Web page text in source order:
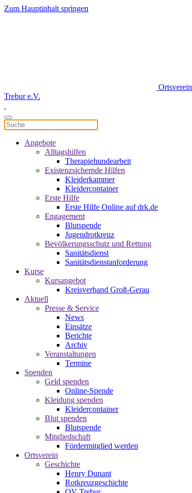
Zum Hauptinhalt springen
Ortsverein
Trebur e.V.
Angebote
Alltagshilfen
Therapiehundearbeit
Existenzsichernde Hilfen
Kleiderkammer
Kleidercontainer
Erste Hilfe
Erste Hilfe Online auf drk.de
Engagement
Blutspende
Jugendrotkreuz
Bevölkerungsschutz und Rettung
Sanitätsdienst
Sanitätsdienstanforderung
Kurse
Kursangebot
Kreisverband Groß-Gerau
Aktuell
Presse & Service
News
Einsätze
Berichte
Archiv
Veranstaltungen
Termine
Spenden
Geld spenden
Online-Spende
Kleidung spenden
Kleidercontainer
Blut spenden
Blutspende
Mitgliedschaft
Fördermitglied werden
Ortsverein
Geschichte
Henry Dunant
Rotkreuzgeschichte